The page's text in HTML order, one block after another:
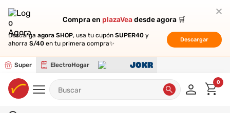
Compra en plazaVeadesde agora 🛒
Descarga agora SHOP, usa tu cupón SUPER40 y
ahorra S/40 en tu primera compra✨
Descargar
Super ElectroHogar
Compra en plazaVeadesde agora 🛒
Descarga agora SHOP, usa tu cupón SUPER40 y
ahorra S/40 en tu primera compra✨
Descargar
0